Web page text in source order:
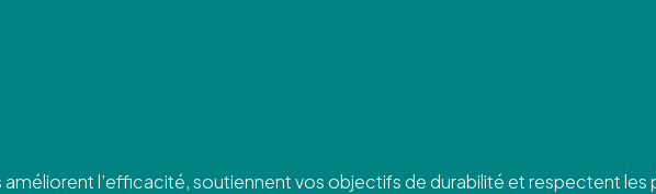
l’efficacité, soutiennent vos objectifs de durabilité et respectent les